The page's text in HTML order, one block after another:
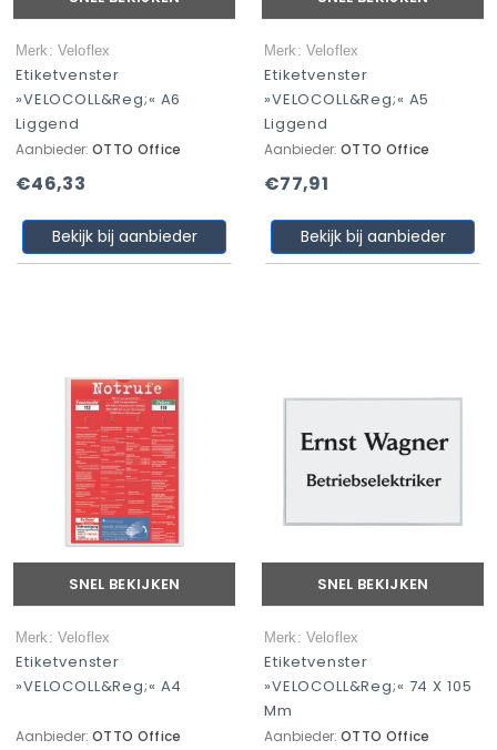
Merk: Veloflex
Etiketvenster
»VELOCOLL&reg;« A6
Liggend
Aanbieder: OTTO Office
€46,33
Bekijk bij aanbieder
Merk: Veloflex
Etiketvenster
»VELOCOLL&reg;« A5
Liggend
Aanbieder: OTTO Office
€77,91
Bekijk bij aanbieder
SNEL BEKIJKEN
Merk: Veloflex
Etiketvenster
»VELOCOLL&reg;« A4
Aanbieder: OTTO Office
SNEL BEKIJKEN
Merk: Veloflex
Etiketvenster
»VELOCOLL&reg;« 74 X 105
Mm
Aanbieder: OTTO Office